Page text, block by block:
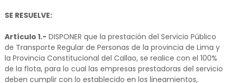
SE RESUELVE:
Artículo 1.- DISPONER que la prestación del Servicio Público
de Transporte Regular de Personas de la provincia de Lima y
la Provincia Constitucional del Callao, se realice con el 100%
de la flota, para lo cual las empresas prestadoras del servicio
deben cumplir con lo establecido en los lineamientos,